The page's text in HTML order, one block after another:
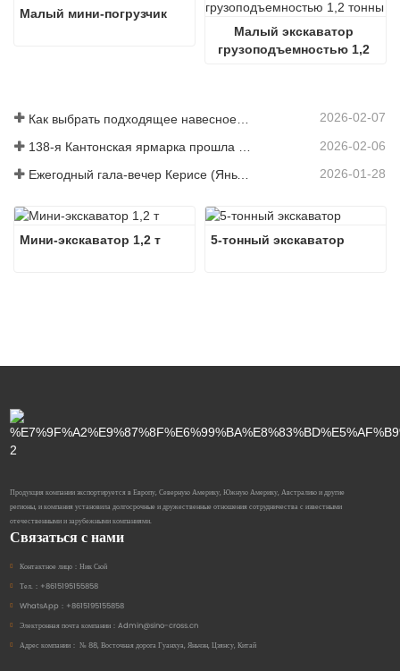
Малый мини-погрузчик
Малый экскаватор
грузоподъемностью 1,2
2026-02-07
2026-02-06
Ежегодный гала-вечер Керисе (Яньчэн): праздник единства, размышления и видения. 2026-01-28
Мини-экскаватор 1,2 т 5-тонный экскаватор
Продукция компании экспортируется в Европу, Северную Америку, Южную Америку, Австралию и другие
регионы, и компания установила долгосрочные и дружественные отношения сотрудничества с известными
отечественными и зарубежными компаниями.
Связаться с нами
Контактное лицо： Ник Сюй
Тел.： +8615195155858
WhatsApp： +8615195155858
Электронная почта компании： Admin@sino-cross.cn
Адрес компании： № 88, Восточная дорога Гуанхуа, Яньчэн, Цзянсу, Китай